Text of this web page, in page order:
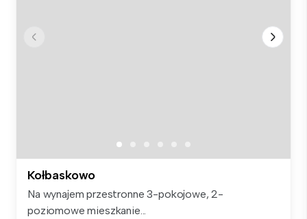
Kołbaskowo
Na wynajem przestronne 3-pokojowe, 2-
poziomowe mieszkanie...